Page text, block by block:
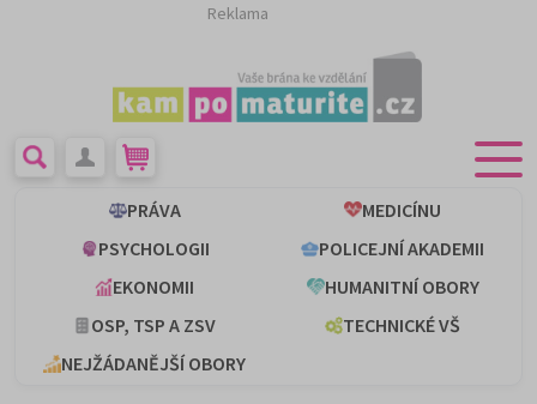
Reklama
PRÁVA
MEDICÍNU
PSYCHOLOGII
POLICEJNÍ AKADEMII
EKONOMII
HUMANITNÍ OBORY
OSP, TSP A ZSV
TECHNICKÉ VŠ
NEJŽÁDANĚJŠÍ OBORY